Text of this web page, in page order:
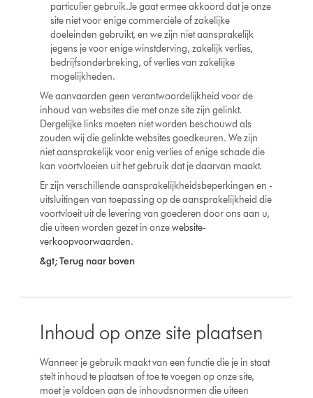
particulier gebruik.Je gaat ermee akkoord dat je onze
site niet voor enige commerciële of zakelijke
doeleinden gebruikt, en we zijn niet aansprakelijk
jegens je voor enige winstderving, zakelijk verlies,
bedrijfsonderbreking, of verlies van zakelijke
mogelijkheden.
We aanvaarden geen verantwoordelijkheid voor de
inhoud van websites die met onze site zijn gelinkt.
Dergelijke links moeten niet worden beschouwd als
zouden wij die gelinkte websites goedkeuren. We zijn
niet aansprakelijk voor enig verlies of enige schade die
kan voortvloeien uit het gebruik dat je daarvan maakt.
Er zijn verschillende aansprakelijkheidsbeperkingen en -
uitsluitingen van toepassing op de aansprakelijkheid die
voortvloeit uit de levering van goederen door ons aan u,
die uiteen worden gezet in onzewebsite-
verkoopvoorwaarden.
&gt; Terug naar boven
Inhoud op onze site plaatsen
Wanneer je gebruik maakt van een functie die je in staat
stelt inhoud te plaatsen of toe te voegen op onze site,
moet je voldoen aan de inhoudsnormen die uiteen